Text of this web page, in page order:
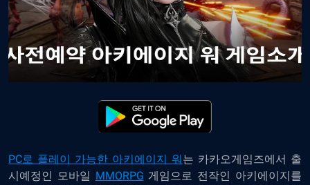
PC로 플레이 가능한 아키에이지 워는 카카오게임즈에서 출
시예정인 모바일 MMORPG 게임으로 전작인 아키에이지를